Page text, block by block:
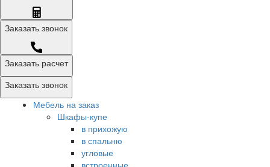
Заказать звонок
Заказать расчет
Заказать звонок
Мебель на заказ
Шкафы-купе
в прихожую
в спальню
угловые
встроенные